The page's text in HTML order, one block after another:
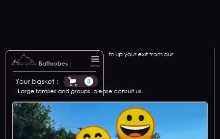
Bathrobes : Menu
Your basket : 0
We offer bathrobe rental to warm up your exit from our
relaxation areas.
Available in 2 sizes: M and XL.
Large families and groups, please consult us.